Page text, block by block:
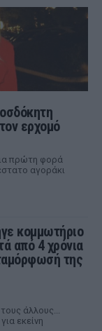
ερχομό
πρώτη φορά
αγοράκι
κομμωτήριο
από 4 χρόνια
της
άλλους...
εκείνη